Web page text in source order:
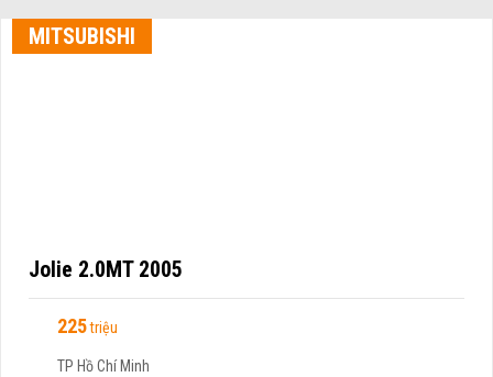
MITSUBISHI
Jolie 2.0MT 2005
225triệu
TP Hồ Chí Minh